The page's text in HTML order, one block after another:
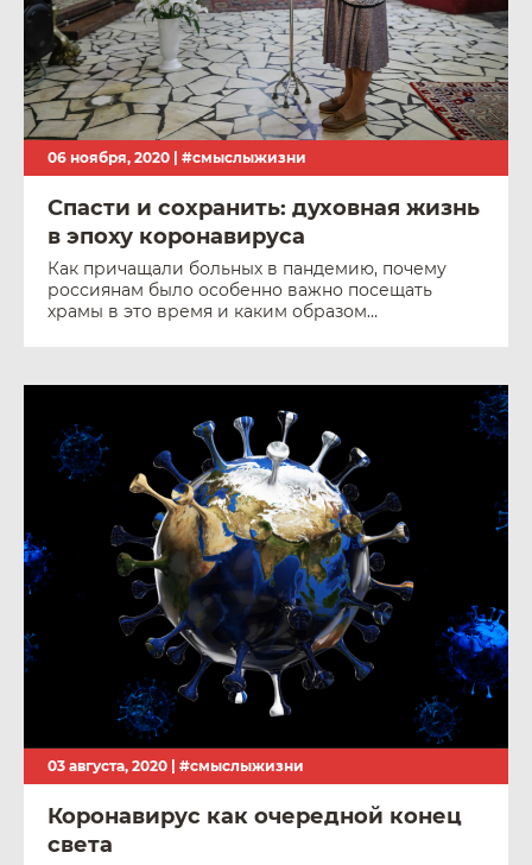
06 ноября, 2020 | #смыслыжизни
Спасти и сохранить: духовная жизнь
в эпоху коронавируса
Как причащали больных в пандемию, почему
россиянам было особенно важно посещать
храмы в это время и каким образом
03 августа, 2020 | #смыслыжизни
Коронавирус как очередной конец
света